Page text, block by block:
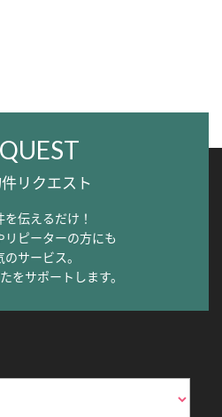
リクエスト
伝えるだけ！
リピーターの方にも
サービス。
をサポートします。